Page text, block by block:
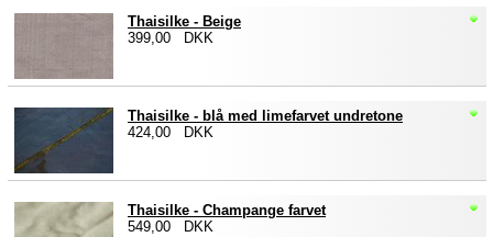
Thaisilke - Beige
399,00 DKK
Thaisilke - blå med limefarvet undretone
424,00 DKK
Thaisilke - Champange farvet
549,00 DKK